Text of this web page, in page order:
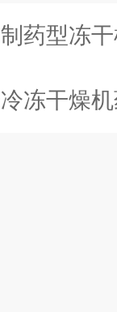
药型冻
冻干燥